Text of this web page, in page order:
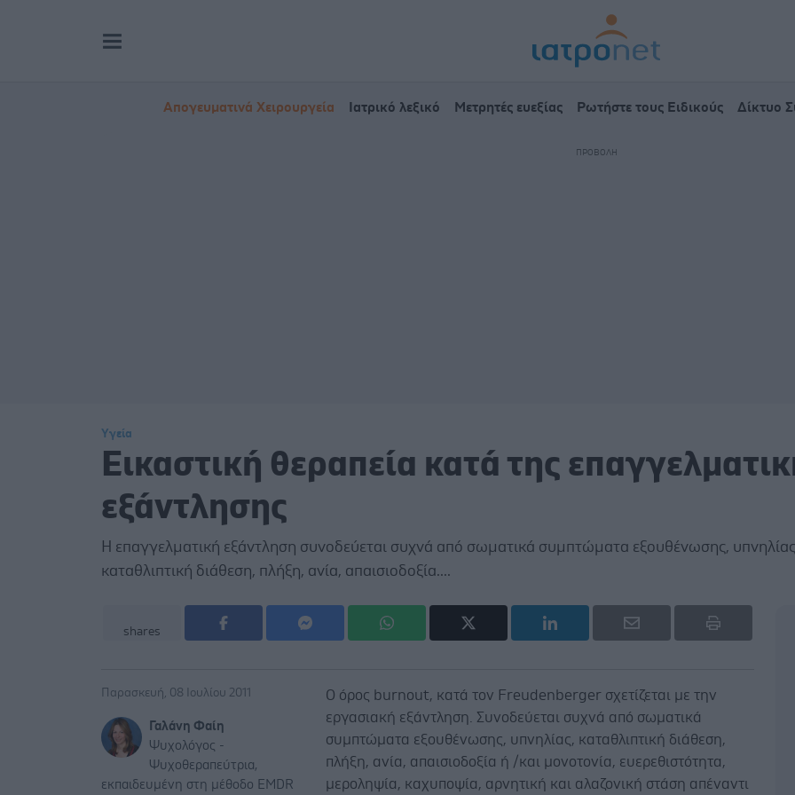
Απογευματινά Χειρουργεία Ιατρικό λεξικό Μετρητές ευεξίας Ρωτήστε τους Ειδικούς Δίκτυο
Υγεία
Εικαστική θεραπεία κατά της
εξάντλησης
Η επαγγελματική εξάντληση συνοδεύεται συχνά από σωματικά συμπτώματα εξουθένωσης,
καταθλιπτική διάθεση, πλήξη, ανία, απαισιοδοξία....
shares
Παρασκευή, 08 Ιουλίου 2011
Γαλάνη Φαίη
Ψυχολόγος -
Ψυχοθεραπεύτρια,
εκπαιδευμένη στη μέθοδο EMDR
Ο όρος burnout, κατά τον Freudenberger σχετίζεται με την
εργασιακή εξάντληση. Συνοδεύεται συχνά από σωματικά
συμπτώματα εξουθένωσης, υπνηλίας, καταθλιπτική διάθεση,
πλήξη, ανία, απαισιοδοξία ή /και μονοτονία, ευερεθιστότητα,
μεροληψία, καχυποψία, αρνητική και αλαζονική στάση απέναντι